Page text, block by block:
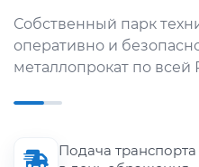
Собственный парк
оперативно и
металлопрокат по всей
Подача транспорта